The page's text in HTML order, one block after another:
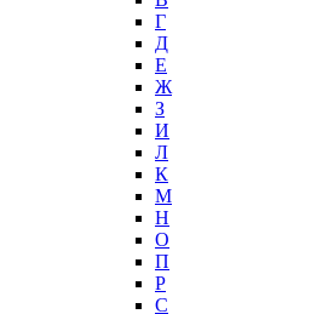
Г
Д
Е
Ж
З
И
Л
К
М
Н
О
П
Р
С